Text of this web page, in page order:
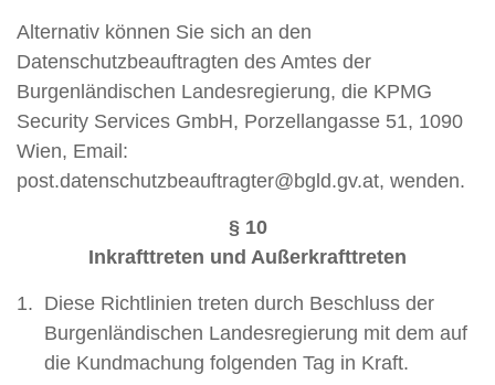
Alternativ können Sie sich an den
Datenschutzbeauftragten des Amtes der
Burgenländischen Landesregierung, die KPMG
Security Services GmbH, Porzellangasse 51, 1090
Wien, Email:
post.datenschutzbeauftragter@bgld.gv.at, wenden.
§ 10
Inkrafttreten und Außerkrafttreten
Diese Richtlinien treten durch Beschluss der
Burgenländischen Landesregierung mit dem auf
die Kundmachung folgenden Tag in Kraft.